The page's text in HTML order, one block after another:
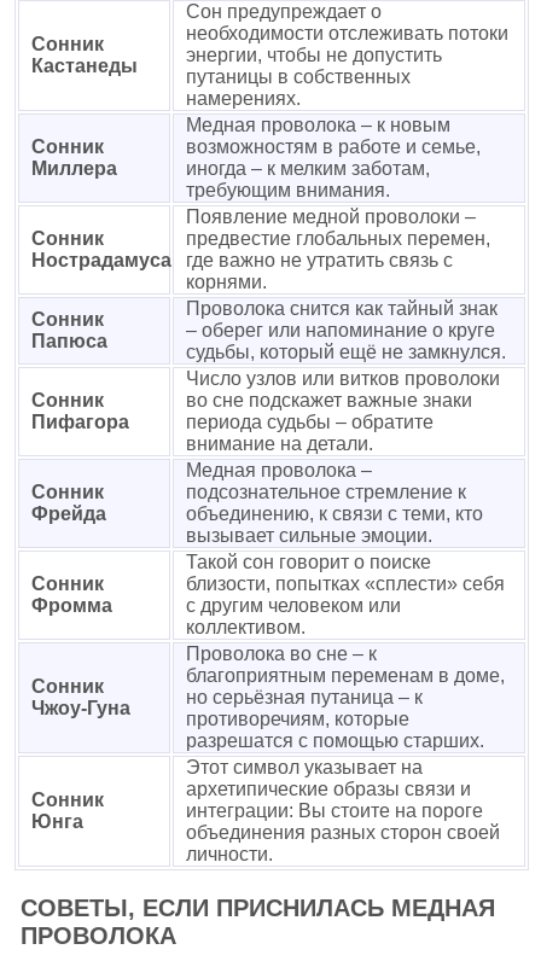
Сонник
Кастанеды
Сон предупреждает о
необходимости отслеживать потоки
энергии, чтобы не допустить
путаницы в собственных
намерениях.
Сонник
Миллера
Медная проволока – к новым
возможностям в работе и семье,
иногда – к мелким заботам,
требующим внимания.
Сонник
Нострадамуса
Появление медной проволоки –
предвестие глобальных перемен,
где важно не утратить связь с
корнями.
Сонник
Папюса
Проволока снится как тайный знак
– оберег или напоминание о круге
судьбы, который ещё не замкнулся.
Сонник
Пифагора
Число узлов или витков проволоки
во сне подскажет важные знаки
периода судьбы – обратите
внимание на детали.
Сонник
Фрейда
Медная проволока –
подсознательное стремление к
объединению, к связи с теми, кто
вызывает сильные эмоции.
Сонник
Фромма
Такой сон говорит о поиске
близости, попытках «сплести» себя
с другим человеком или
коллективом.
Сонник
Чжоу-Гуна
Проволока во сне – к
благоприятным переменам в доме,
но серьёзная путаница – к
противоречиям, которые
разрешатся с помощью старших.
Сонник
Юнга
Этот символ указывает на
архетипические образы связи и
интеграции: Вы стоите на пороге
объединения разных сторон своей
личности.
СОВЕТЫ, ЕСЛИ ПРИСНИЛАСЬ МЕДНАЯ
ПРОВОЛОКА